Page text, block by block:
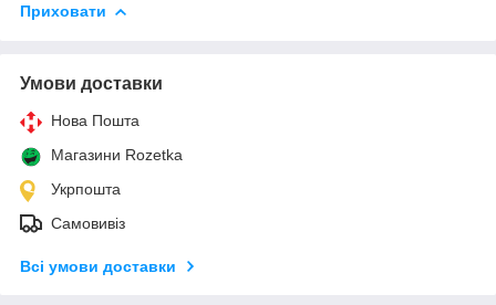
Приховати
Умови доставки
Нова Пошта
Магазини Rozetka
Укрпошта
Самовивіз
Всі умови доставки